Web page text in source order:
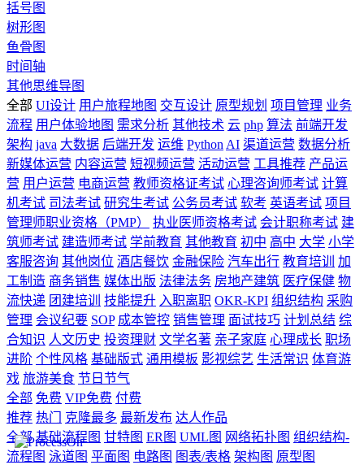
括号图
树形图
鱼骨图
时间轴
其他思维导图
全部 UI设计 用户旅程地图 交互设计 原型规划 项目管理 业务
流程 用户体验地图 需求分析 其他技术 云 php 算法 前端开发
架构 java 大数据 后端开发 运维 Python AI 渠道运营 数据分析
新媒体运营 内容运营 短视频运营 活动运营 工具推荐 产品运
营 用户运营 电商运营 教师资格证考试 心理咨询师考试 计算
机考试 司法考试 研究生考试 公务员考试 软考 英语考试 项目
管理师职业资格（PMP）
执业医师资格考试 会计职称考试 建
筑师考试 建造师考试 学前教育 其他教育 初中 高中 大学 小学
客服咨询 其他岗位 酒店餐饮 金融保险 汽车出行 教育培训
加
工制造 商务销售 媒体出版 法律法务 房地产建筑 医疗保健 物
流快递 团建培训 技能提升 入职离职 OKR-KPI 组织结构 采购
管理 会议纪要 SOP 成本管控 销售管理 面试技巧 计划总结 综
合知识 人文历史 投资理财 文学名著 亲子家庭 心理成长 职场
进阶 个性风格 基础版式 通用模板 影视综艺 生活常识 体育游
戏 旅游美食 节日节气
全部 免费 VIP免费 付费
推荐 热门 克隆最多 最新发布 达人作品
全部 基础流程图 甘特图 ER图 UML图 网络拓扑图 组织结构-
流程图 泳道图 平面图 电路图 图表/表格 架构图 原型图